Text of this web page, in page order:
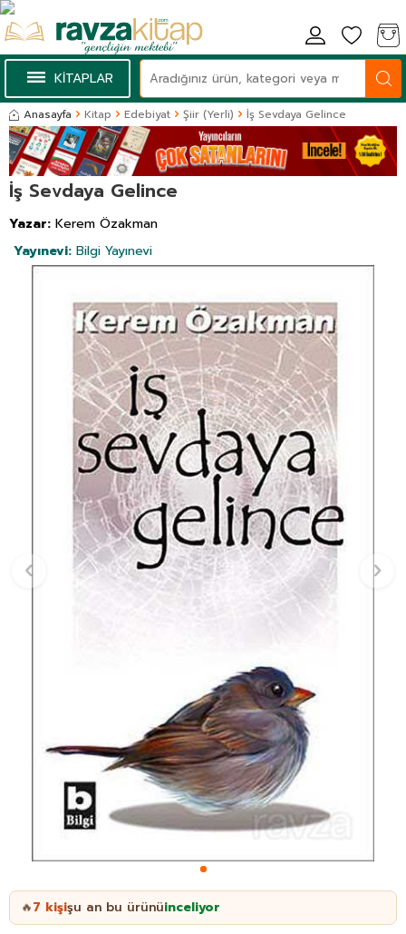
KİTAPLAR
Anasayfa Kitap Edebiyat Şiir (Yerli) İş Sevdaya Gelince
İş Sevdaya Gelince
Yazar: Kerem Özakman
Yayınevi: Bilgi Yayınevi
🔥7 kişişu an bu ürünüinceliyor